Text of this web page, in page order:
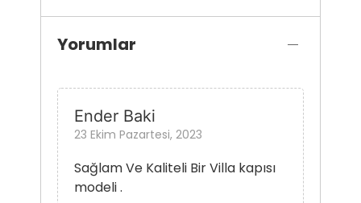
Yorumlar
Ender Baki
23 Ekim Pazartesi, 2023
Sağlam Ve Kaliteli Bir Villa kapısı
modeli .